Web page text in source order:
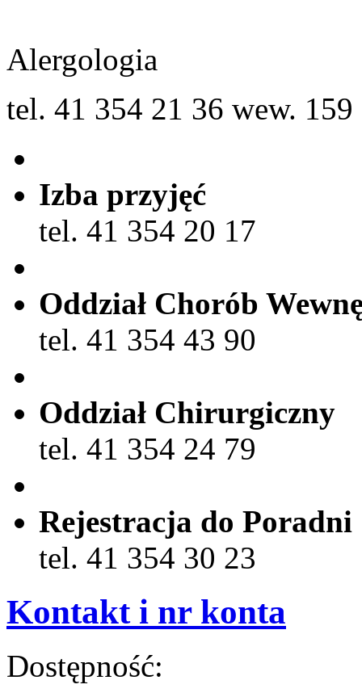
Alergologia
tel. 41 354 21 36 wew. 159
Izba przyjęć
tel. 41 354 20 17
Oddział Chorób
tel. 41 354 43 90
Oddział Chirurgiczny
tel. 41 354 24 79
Rejestracja do Poradni
tel. 41 354 30 23
Kontakt i nr konta
Dostępność: